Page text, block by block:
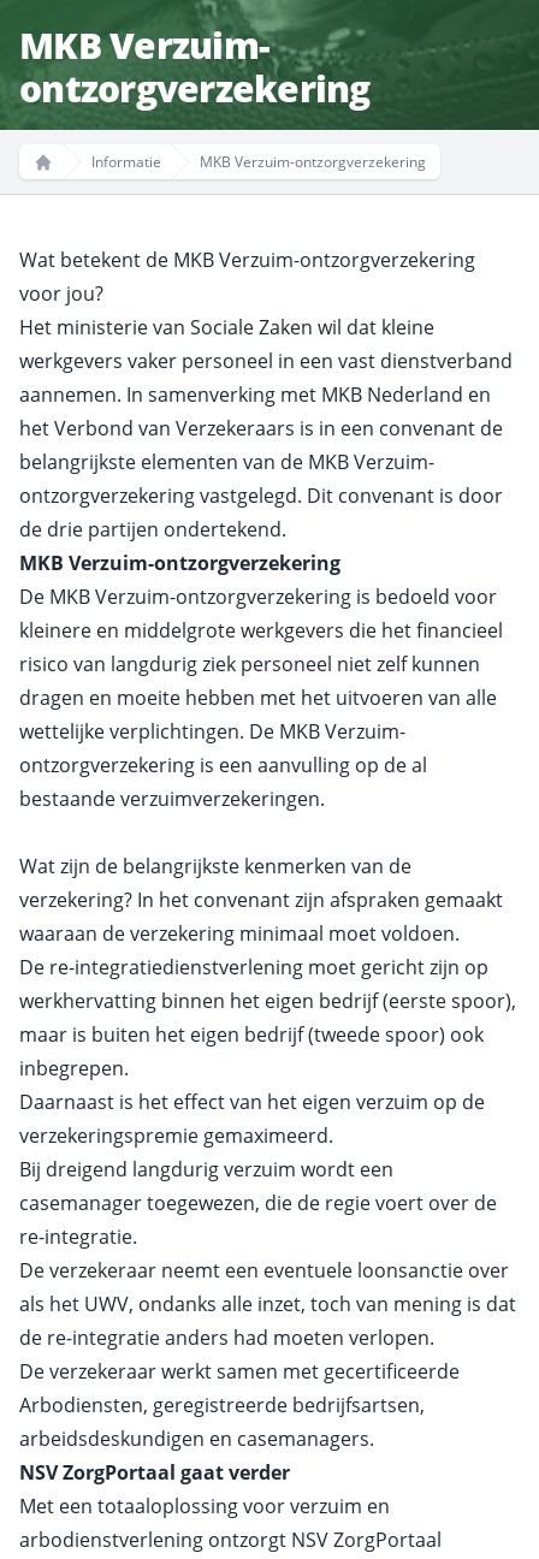
MKB Verzuim-
ontzorgverzekering
Home
Informatie MKB Verzuim-ontzorgverzekering
Wat betekent de MKB Verzuim-ontzorgverzekering
voor jou?
Het ministerie van Sociale Zaken wil dat kleine
werkgevers vaker personeel in een vast dienstverband
aannemen. In samenverking met MKB Nederland en
het Verbond van Verzekeraars is in een convenant de
belangrijkste elementen van de MKB Verzuim-
ontzorgverzekering vastgelegd. Dit convenant is door
de drie partijen ondertekend.
MKB Verzuim-ontzorgverzekering
De MKB Verzuim-ontzorgverzekering is bedoeld voor
kleinere en middelgrote werkgevers die het financieel
risico van langdurig ziek personeel niet zelf kunnen
dragen en moeite hebben met het uitvoeren van alle
wettelijke verplichtingen. De MKB Verzuim-
ontzorgverzekering is een aanvulling op de al
bestaande verzuimverzekeringen.
Wat zijn de belangrijkste kenmerken van de
verzekering? In het convenant zijn afspraken gemaakt
waaraan de verzekering minimaal moet voldoen.
De re-integratiedienstverlening moet gericht zijn op
werkhervatting binnen het eigen bedrijf (eerste spoor),
maar is buiten het eigen bedrijf (tweede spoor) ook
inbegrepen.
Daarnaast is het effect van het eigen verzuim op de
verzekeringspremie gemaximeerd.
Bij dreigend langdurig verzuim wordt een
casemanager toegewezen, die de regie voert over de
re-integratie.
De verzekeraar neemt een eventuele loonsanctie over
als het UWV, ondanks alle inzet, toch van mening is dat
de re-integratie anders had moeten verlopen.
De verzekeraar werkt samen met gecertificeerde
Arbodiensten, geregistreerde bedrijfsartsen,
arbeidsdeskundigen en casemanagers.
NSV ZorgPortaal gaat verder
Met een totaaloplossing voor verzuim en
arbodienstverlening ontzorgt NSV ZorgPortaal